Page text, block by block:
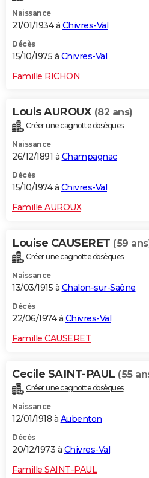
Naissance
21/01/1934 à Chivres-Val
Décès
15/10/1975 à Chivres-Val
Famille RICHON
Louis AUROUX (82 ans)
Créer une cagnotte obsèques
Naissance
26/12/1891 à Champagnac
Décès
15/10/1974 à Chivres-Val
Famille AUROUX
Louise CAUSERET (59
Créer une cagnotte obsèques
Naissance
13/03/1915 à Chalon-sur-Saône
Décès
22/06/1974 à Chivres-Val
Famille CAUSERET
Cecile SAINT-PAUL (55
Créer une cagnotte obsèques
Naissance
12/01/1918 à Aubenton
Décès
20/12/1973 à Chivres-Val
Famille SAINT-PAUL